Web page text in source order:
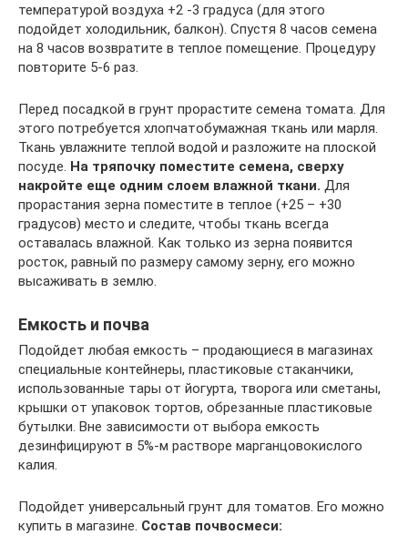
температурой воздуха +2 -3 градуса (для этого
подойдет холодильник, балкон). Спустя 8 часов семена
на 8 часов возвратите в теплое помещение. Процедуру
повторите 5-6 раз.
Перед посадкой в грунт прорастите семена томата. Для
этого потребуется хлопчатобумажная ткань или марля.
Ткань увлажните теплой водой и разложите на плоской
посуде. На тряпочку поместите семена, сверху
накройте еще одним слоем влажной ткани. Для
прорастания зерна поместите в теплое (+25 – +30
градусов) место и следите, чтобы ткань всегда
оставалась влажной. Как только из зерна появится
росток, равный по размеру самому зерну, его можно
высаживать в землю.
Емкость и почва
Подойдет любая емкость – продающиеся в магазинах
специальные контейнеры, пластиковые стаканчики,
использованные тары от йогурта, творога или сметаны,
крышки от упаковок тортов, обрезанные пластиковые
бутылки. Вне зависимости от выбора емкость
дезинфицируют в 5%-м растворе марганцовокислого
калия.
Подойдет универсальный грунт для томатов. Его можно
купить в магазине. Состав почвосмеси: